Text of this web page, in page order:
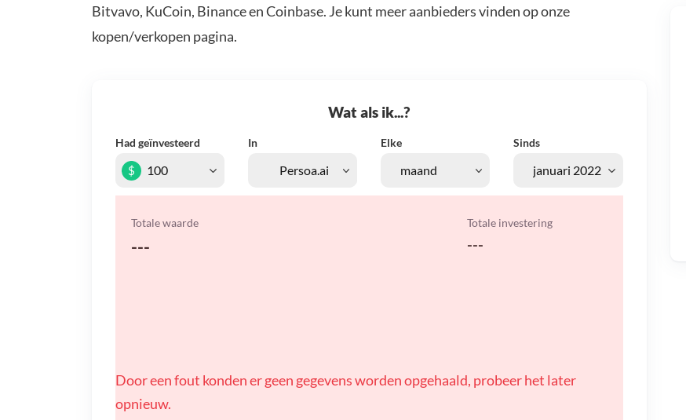
Bitvavo, KuCoin, Binance en Coinbase. Je kunt meer aanbieders vinden op onze
kopen/verkopen pagina.
Wat als ik...?
Had geïnvesteerd In Elke Sinds
$
Totale waarde
---
Totale investering
---
Door een fout konden er geen gegevens worden opgehaald, probeer het later
opnieuw.